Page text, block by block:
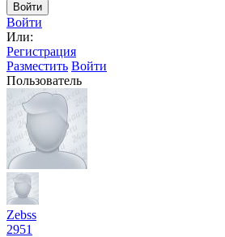
Войти
Войти
Или:
Регистрация
Разместить Войти
Пользователь
Zebss
2951